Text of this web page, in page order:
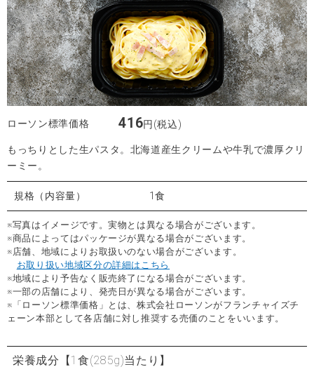
ローソン標準価格 416円(税込)
もっちりとした生パスタ。北海道産生クリームや牛乳で濃厚クリ
ーミー。
規格（内容量） 1食
※写真はイメージです。実物とは異なる場合がございます。
※商品によってはパッケージが異なる場合がございます。
※店舗、地域によりお取扱いのない場合がございます。
お取り扱い地域区分の詳細はこちら
※地域により予告なく販売終了になる場合がございます。
※一部の店舗により、発売日が異なる場合がございます。
※「ローソン標準価格」とは、株式会社ローソンがフランチャイズチ
ェーン本部として各店舗に対し推奨する売価のことをいいます。
栄養成分 【1食(285g)当たり】